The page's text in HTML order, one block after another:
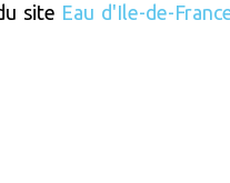
site Eau d'Ile-de-